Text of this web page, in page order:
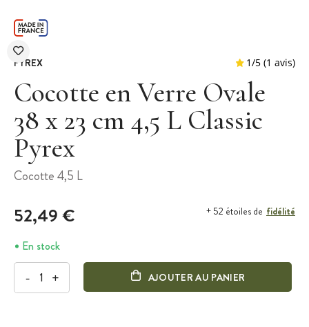
PYREX
Cocotte en Verre Ovale
38 x 23 cm 4,5 L Classic
Pyrex
Cocotte 4,5 L
52,49 € + 52 étoiles de fidélité
En stock
- + AJOUTER AU PANIER